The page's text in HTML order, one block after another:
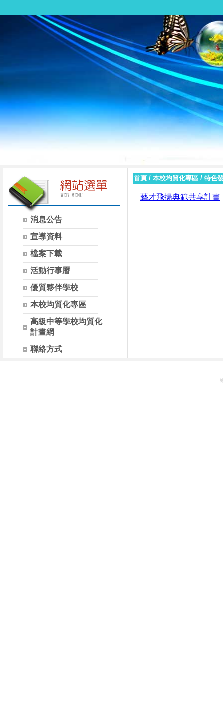
消息公告
宣導資料
檔案下載
活動行事曆
優質夥伴學校
本校均質化專區
高級中等學校均質化
計畫網
聯絡方式
首頁 / 本校均質化專區 / 特色
藝才飛揚典範共享計畫